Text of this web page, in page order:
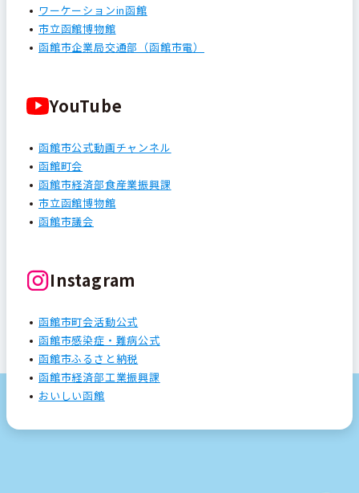
ワーケーションin函館
市立函館博物館
函館市企業局交通部（函館市電）
YouTube
函館市公式動画チャンネル
函館町会
函館市経済部食産業振興課
市立函館博物館
函館市議会
Instagram
函館市町会活動公式
函館市感染症・難病公式
函館市ふるさと納税
函館市経済部工業振興課
おいしい函館